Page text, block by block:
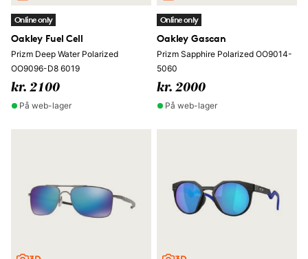
Online only
Oakley Fuel Cell
Prizm Deep Water Polarized
OO9096-D8 6019
kr. 2100
På web-lager
Online only
Oakley Gascan
Prizm Sapphire Polarized OO9014-
5060
kr. 2000
På web-lager